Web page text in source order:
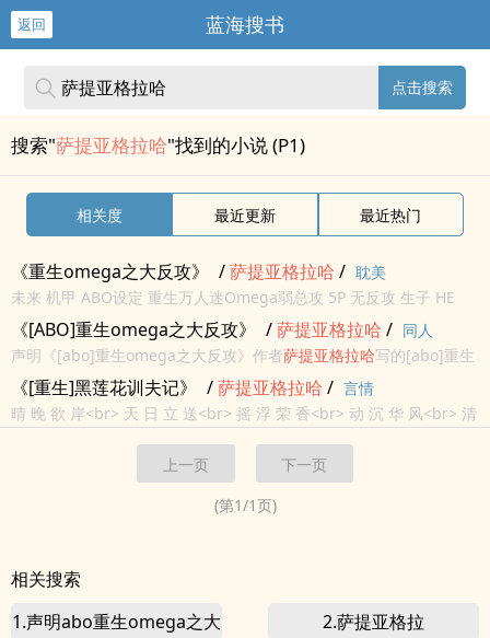
返回 蓝海搜书
点击搜索
搜索"萨提亚格拉哈"找到的小说 (P1)
相关度 最近更新 最近热门
《重生omega之大反攻》 /萨提亚格拉哈 / 耽美
未来 机甲 ABO设定 重生万人迷Omega弱总攻 5P 无反攻 生子 HE
《[ABO]重生omega之大反攻》 /萨提亚格拉哈 / 同人
声明《[abo]重生omega之大反攻》作者萨提亚格拉哈写的[abo]重生
omega之大反攻最新章节小说在线阅读，实时同步更新[abo]重生
omega之大反攻最新章节，书友所发表的[abo]重...
《[重生]黑莲花训夫记》 /萨提亚格拉哈 / 言情
晴 晚 欲 岸<br> 天 日 立 送<br> 摇 浮 荣 香<br> 动 沉 华 风<br> 清
急 冷 映<br> 江 流 千 芙<br> 底 中 山 ...
上一页
下一页
(第1/1页)
相关搜索
1.声明abo重生omega之大
2.萨提亚格拉